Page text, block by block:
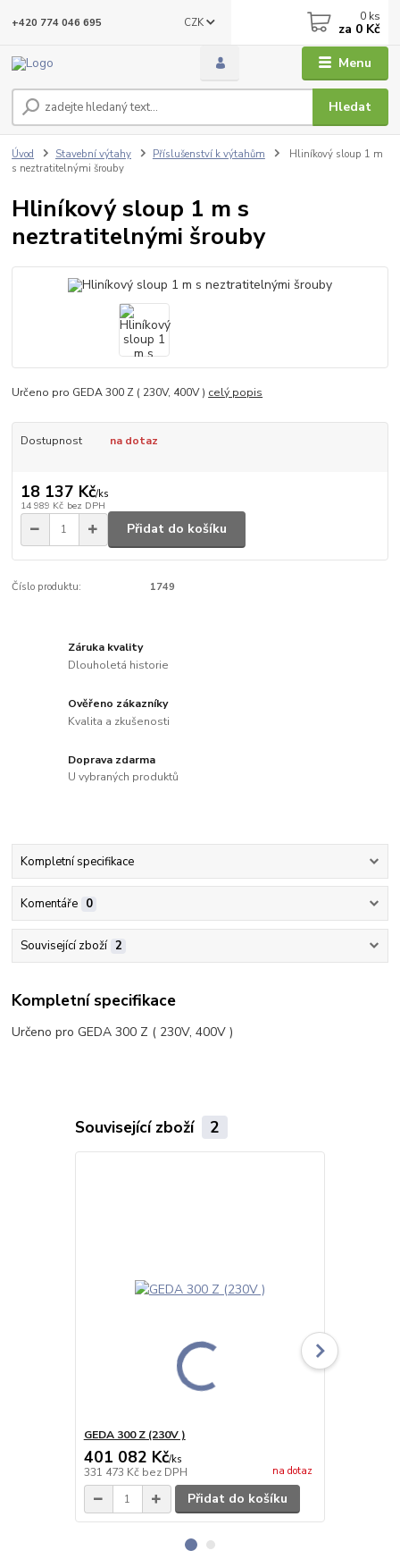
Menu
CZK
Hledat
+420 774 046 695 0 ks
za 0 Kč
Úvod Stavební výtahy Příslušenství k výtahům
Hliníkový sloup 1 m
s neztratitelnými šrouby
Hliníkový sloup 1 m s
neztratitelnými šrouby
Určeno pro GEDA 300 Z ( 230V, 400V ) celý popis
Dostupnost na dotaz
18 137 Kč/ks
14 989 Kč bez DPH
Přidat do košíku
Číslo produktu: 1749
Záruka kvality
Dlouholetá historie
Ověřeno zákazníky
Kvalita a zkušenosti
Doprava zdarma
U vybraných produktů
Kompletní specifikace
Komentáře 0
Související zboží 2
Kompletní specifikace
Určeno pro GEDA 300 Z ( 230V, 400V )
Související zboží 2
GEDA 300 Z (230V )
401 082 Kč/ks
331 473 Kč bez DPH na dotaz
Přidat do košíku